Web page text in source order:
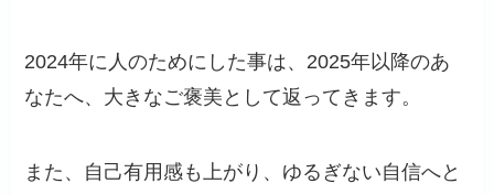
2024年に人のためにした事は、2025年以降のあ
なたへ、大きなご褒美として返ってきます。
また、自己有用感も上がり、ゆるぎない自信へと